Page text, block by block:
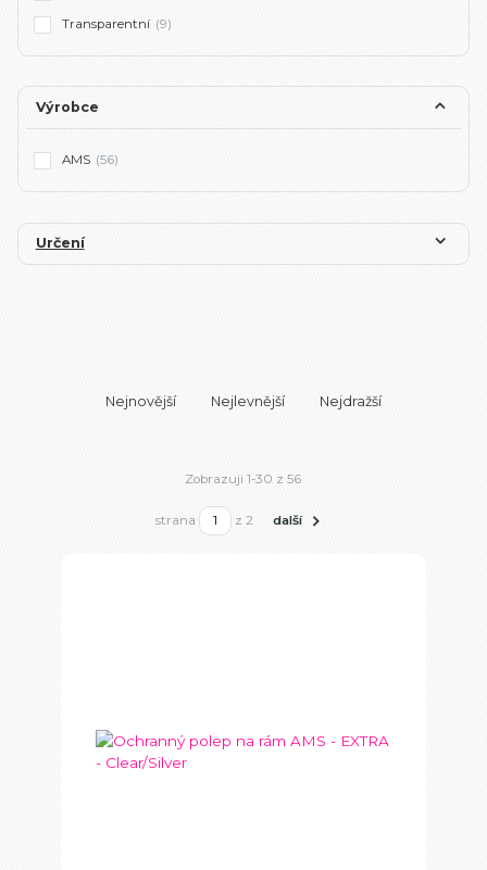
Transparentní (9)
Výrobce
AMS (56)
Určení
Nejnovější Nejlevnější Nejdražší
Zobrazuji 1-30 z 56
strana z 2 další